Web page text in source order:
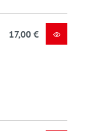
17,00 €